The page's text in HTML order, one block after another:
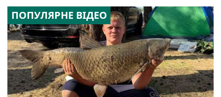
ПОПУЛЯРНЕ ВІДЕО